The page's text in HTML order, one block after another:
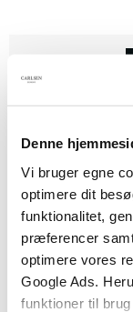
Denne
Vi bruger egne
optimere dit
funktionalitet,
præferencer
optimere vores
Google Ads.
funktioner til
Serie
Valhalla: Den
Henning Kure